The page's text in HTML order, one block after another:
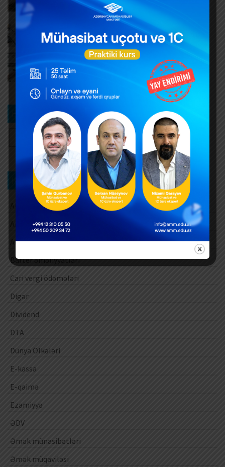
AUGUST 6, 2026
Hər yeni invoys üzrə ayrıca DTA-03 ərizəsi təqdim
edilməlidirmi?
AUGUST 6, 2026
Dövlət mülkiyyətində olan əsas vəsaitlərin
verilməsi qaydası dəyişib
AUGUST 5, 2026
Bizi izləyin
Kateqoriya üzrə axtarış
Aksiz vergisi
Amortizasiya ayırmaları
Audit
Barter əməliyyatları
Cari vergi ödəmələri
Digər
Dividend
DTA
Dünya Ölkələri
E-kassa
E-qaimə
Ezamiyyə
ƏDV
Əmək münasibətləri
Əmək müqaviləsi